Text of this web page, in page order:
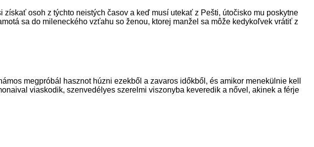
osoh z týchto neistých časov a keď musí utekať z Pešti, útočisko mu poskytne
sa do mileneckého vzťahu so ženou, ktorej manžel sa môže kedykoľvek vrátiť z
megpróbál hasznot húzni ezekből a zavaros időkből, és amikor menekülnie kell
viaskodik, szenvedélyes szerelmi viszonyba keveredik a nővel, akinek a férje